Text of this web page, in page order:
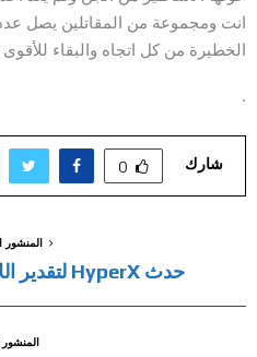
الخطيرة من كل اتجاه والبقاء
شارك 0
المنشور
حدث HyperX لتقدير اللاعبين Loot Drop 2
المنشور